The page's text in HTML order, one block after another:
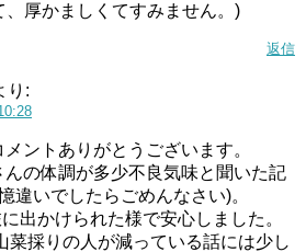
、厚かましくてすみません。)
返信
り:
ントありがとうございます。
んの体調が多少不良気味と聞いた記
違いでしたらごめんなさい)。
出かけられた様で安心しました。
菜採りの人が減っている話には少し